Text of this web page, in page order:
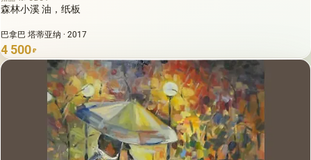
森林小溪 油，纸板
巴拿巴 塔蒂亚纳 · 2017
4 500 ₽